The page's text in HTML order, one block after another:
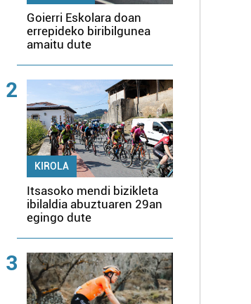
Goierri Eskolara doan
errepideko biribilgunea
amaitu dute
2
KIROLA
Itsasoko mendi bizikleta
ibilaldia abuztuaren 29an
egingo dute
3